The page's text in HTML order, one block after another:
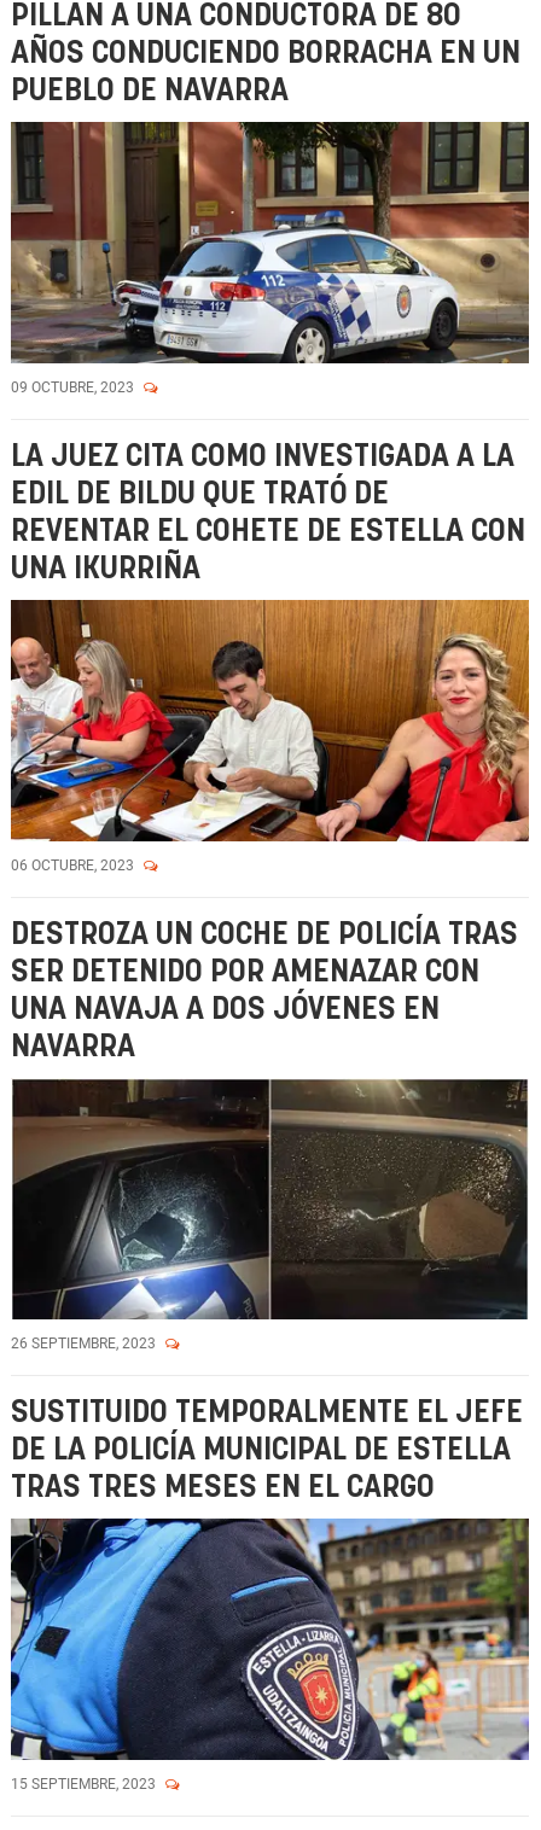
PILLAN A UNA CONDUCTORA DE 80
AÑOS CONDUCIENDO BORRACHA EN UN
PUEBLO DE NAVARRA
09 OCTUBRE, 2023
LA JUEZ CITA COMO INVESTIGADA A LA
EDIL DE BILDU QUE TRATÓ DE
REVENTAR EL COHETE DE ESTELLA CON
UNA IKURRIÑA
06 OCTUBRE, 2023
DESTROZA UN COCHE DE POLICÍA TRAS
SER DETENIDO POR AMENAZAR CON
UNA NAVAJA A DOS JÓVENES EN
NAVARRA
26 SEPTIEMBRE, 2023
SUSTITUIDO TEMPORALMENTE EL JEFE
DE LA POLICÍA MUNICIPAL DE ESTELLA
TRAS TRES MESES EN EL CARGO
15 SEPTIEMBRE, 2023